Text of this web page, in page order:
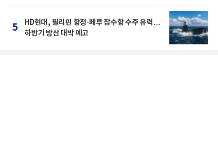
5
HD현대, 필리핀 함정·페루 잠수함 수주 유력…
하반기 방산 대박 예고